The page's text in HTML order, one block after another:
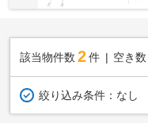
該当物件数 2件 空き数
絞り込み条件： なし